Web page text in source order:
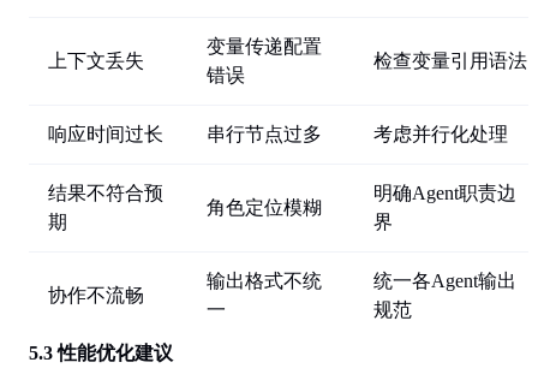
上下文丢失
变量传递配置
错误
检查变量引用语法
响应时间过长 串行节点过多 考虑并行化处理
结果不符合预
期
角色定位模糊
明确Agent职责边
界
协作不流畅
输出格式不统
一
统一各Agent输出
规范
5.3 性能优化建议